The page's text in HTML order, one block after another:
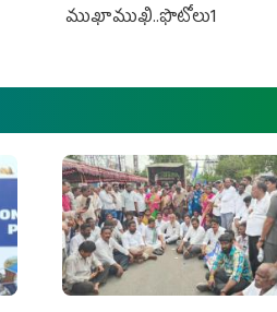
ముఖాముఖి..ఫొటోలు1